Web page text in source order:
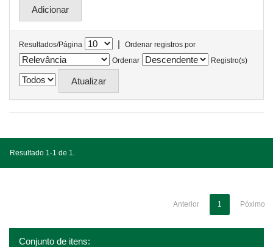
Resultados/Página |
Ordenar registros por
Ordenar
Registro(s)
Resultado 1-1 de 1.
Anterior 1 Póximo
Conjunto de itens: